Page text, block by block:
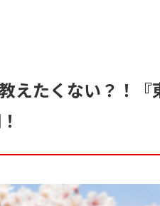
えたくない？！